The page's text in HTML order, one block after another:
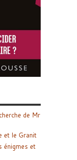
de Mr
et le Granit
énigmes et